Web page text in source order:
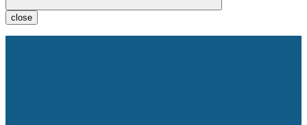
close